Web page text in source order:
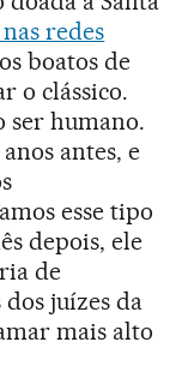
redes
boatos de
o clássico.
ser humano.
antes, e
esse tipo
depois, ele
de
juízes da
mais alto